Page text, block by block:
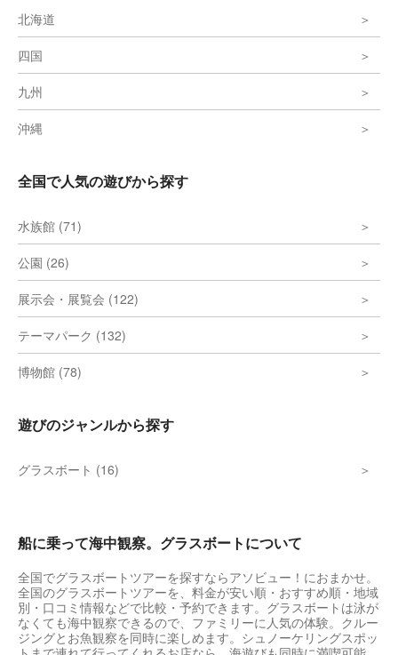
北海道
四国
九州
沖縄
全国で人気の遊びから探す
水族館 (71)
公園 (26)
展示会・展覧会 (122)
テーマパーク (132)
博物館 (78)
遊びのジャンルから探す
グラスボート (16)
船に乗って海中観察。グラスボートについて
全国でグラスボートツアーを探すならアソビュー！におまかせ。
全国のグラスボートツアーを、料金が安い順・おすすめ順・地域
別・口コミ情報などで比較・予約できます。グラスボートは泳が
なくても海中観察できるので、ファミリーに人気の体験。クルー
ジングとお魚観察を同時に楽しめます。シュノーケリングスポッ